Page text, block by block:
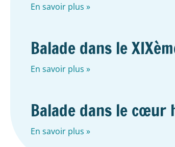
En savoir plus »
Balade dans le
En savoir plus »
Balade dans le cœur
En savoir plus »